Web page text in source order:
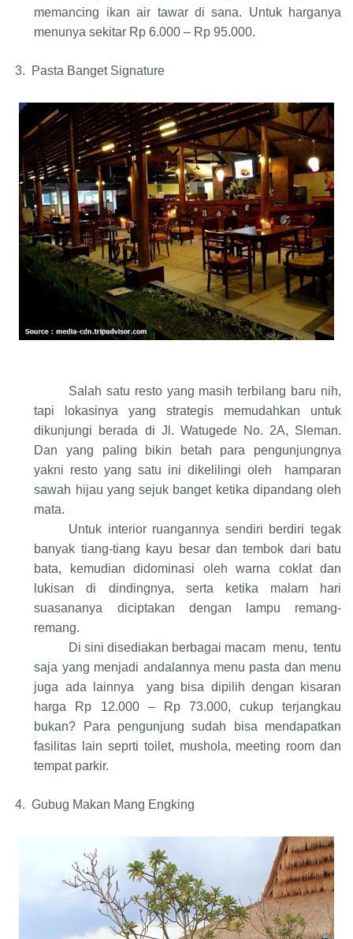
memancing ikan air tawar di sana. Untuk harganya
menunya sekitar Rp 6.000 – Rp 95.000.
3. Pasta Banget Signature
Salah satu resto yang masih terbilang baru nih,
tapi lokasinya yang strategis memudahkan untuk
dikunjungi berada di Jl. Watugede No. 2A, Sleman.
Dan yang paling bikin betah para pengunjungnya
yakni resto yang satu ini dikelilingi oleh
hamparan
sawah hijau yang sejuk banget ketika dipandang oleh
mata.
Untuk interior ruangannya sendiri berdiri tegak
banyak tiang-tiang kayu besar dan tembok dari batu
bata, kemudian didominasi oleh warna coklat dan
lukisan di dindingnya, serta ketika malam hari
suasananya diciptakan dengan lampu remang-
remang.
Di sini disediakan berbagai macam menu, tentu
saja yang menjadi andalannya menu pasta dan menu
juga ada lainnya
yang bisa dipilih dengan kisaran
harga Rp 12.000 – Rp 73.000, cukup terjangkau
bukan? Para pengunjung sudah bisa mendapatkan
fasilitas lain seprti toilet, mushola, meeting room dan
tempat parkir.
4. Gubug Makan Mang Engking